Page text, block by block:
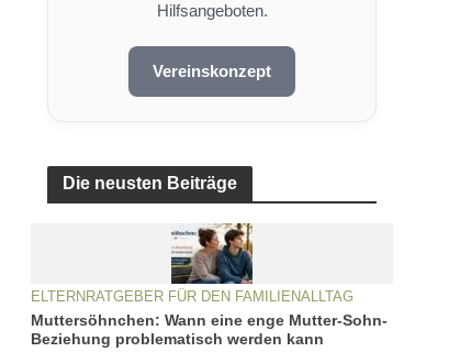
Hilfsangeboten.
Vereinskonzept
Die neusten Beiträge
ELTERNRATGEBER FÜR DEN FAMILIENALLTAG
Muttersöhnchen: Wann eine enge Mutter-Sohn-
Beziehung problematisch werden kann